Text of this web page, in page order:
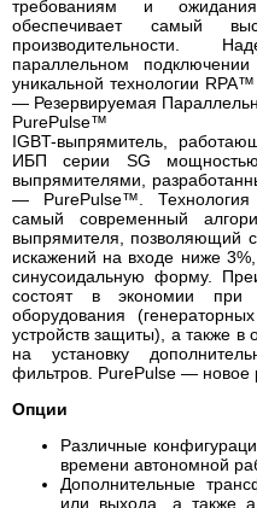
требованиям и
обеспечивает самый
производительности.
параллельном
уникальной технологии
— Резервируемая
PurePulse™
IGBT-выпрямитель,
ИБП серии SG
выпрямителями,
— PurePulse™. Технология
самый современный
выпрямителя, позволяющий
искажений на входе ниже
синусоидальную форму.
состоят в экономии при
оборудования
устройств защиты), а также в
на установку
фильтров. PurePulse — новое
Опции
Различные
времени автономной
Дополнительные
или выхода, а также